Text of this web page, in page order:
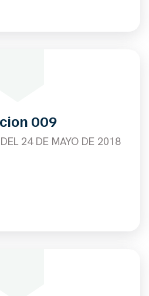
009
24 DE MAYO DE 2018